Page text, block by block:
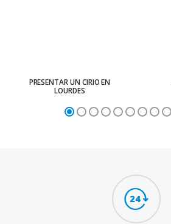
PRESENTAR UN CIRIO EN
LOURDES